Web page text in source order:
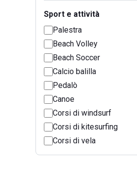
Sport e attività
Palestra
Beach Volley
Beach Soccer
Calcio balilla
Pedalò
Canoe
Corsi di windsurf
Corsi di kitesurfing
Corsi di vela